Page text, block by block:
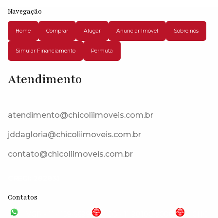
Navegação
Home Comprar Alugar Anunciar Imóvel Sobre nós
Simular Financiamento Permuta
Atendimento
atendimento@chicoliimoveis.com.br
jddagloria@chicoliimoveis.com.br
contato@chicoliimoveis.com.br
Contatos